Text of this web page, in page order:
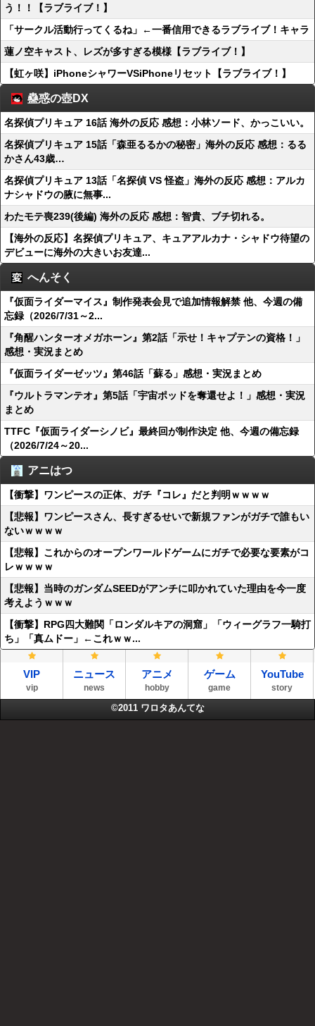
う！！【ラブライブ！】
「サークル活動行ってくるね」←一番信用できるラブライブ！キャラ
蓮ノ空キャスト、レズが多すぎる模様【ラブライブ！】
【虹ヶ咲】iPhoneシャワーVSiPhoneリセット【ラブライブ！】
蠱惑の壺DX
名探偵プリキュア 16話 海外の反応 感想：小林ソード、かっこいい。
名探偵プリキュア 15話「森亜るるかの秘密」海外の反応 感想：るる
かさん43歳…
名探偵プリキュア 13話「名探偵 VS 怪盗」海外の反応 感想：アルカ
ナシャドウの腋に無事...
わたモテ喪239(後編) 海外の反応 感想：智貴、ブチ切れる。
【海外の反応】名探偵プリキュア、キュアアルカナ・シャドウ待望の
デビューに海外の大きいお友達...
へんそく
『仮面ライダーマイス』制作発表会見で追加情報解禁 他、今週の備
忘録（2026/7/31～2...
『角醒ハンターオメガホーン』第2話「示せ！キャプテンの資格！」
感想・実況まとめ
『仮面ライダーゼッツ』第46話「蘇る」感想・実況まとめ
『ウルトラマンテオ』第5話「宇宙ポッドを奪還せよ！」感想・実況
まとめ
TTFC『仮面ライダーシノビ』最終回が制作決定 他、今週の備忘録
（2026/7/24～20...
アニはつ
【衝撃】ワンピースの正体、ガチ『コレ』だと判明ｗｗｗｗ
【悲報】ワンピースさん、長すぎるせいで新規ファンがガチで誰もい
ないｗｗｗｗ
【悲報】これからのオープンワールドゲームにガチで必要な要素がコ
レｗｗｗｗ
【悲報】当時のガンダムSEEDがアンチに叩かれていた理由を今一度
考えようｗｗｗ
【衝撃】RPG四大難関「ロンダルキアの洞窟」「ウィーグラフ一騎打
ち」「真ムドー」←これｗｗ...
VIP
vip
ニュース
news
アニメ
hobby
ゲーム
game
YouTube
story
©2011 ワロタあんてな